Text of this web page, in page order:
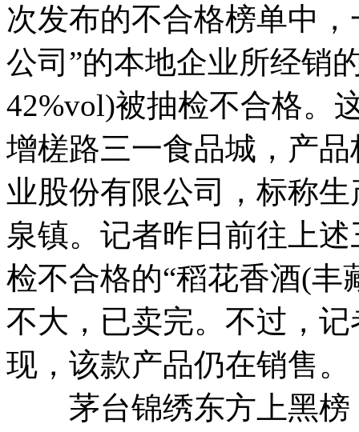
次发布的不合格榜单中
公司”的本地企业所经销
42%vol)被抽检不合格。
增槎路三一食品城，产
业股份有限公司，标称
泉镇。记者昨日前往上
检不合格的“稻花香酒(丰
不大，已卖完。不过，
现，该款产品仍在销售。
茅台锦绣东方上黑榜